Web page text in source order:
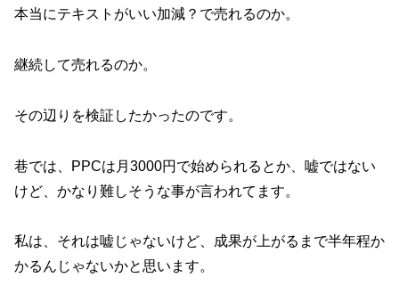
本当にテキストがいい加減？で売れるのか。
継続して売れるのか。
その辺りを検証したかったのです。
巷では、PPCは月3000円で始められるとか、嘘ではない
けど、かなり難しそうな事が言われてます。
私は、それは嘘じゃないけど、成果が上がるまで半年程か
かるんじゃないかと思います。